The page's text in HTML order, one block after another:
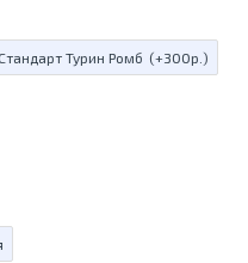
Турин Ромб (+300р.)